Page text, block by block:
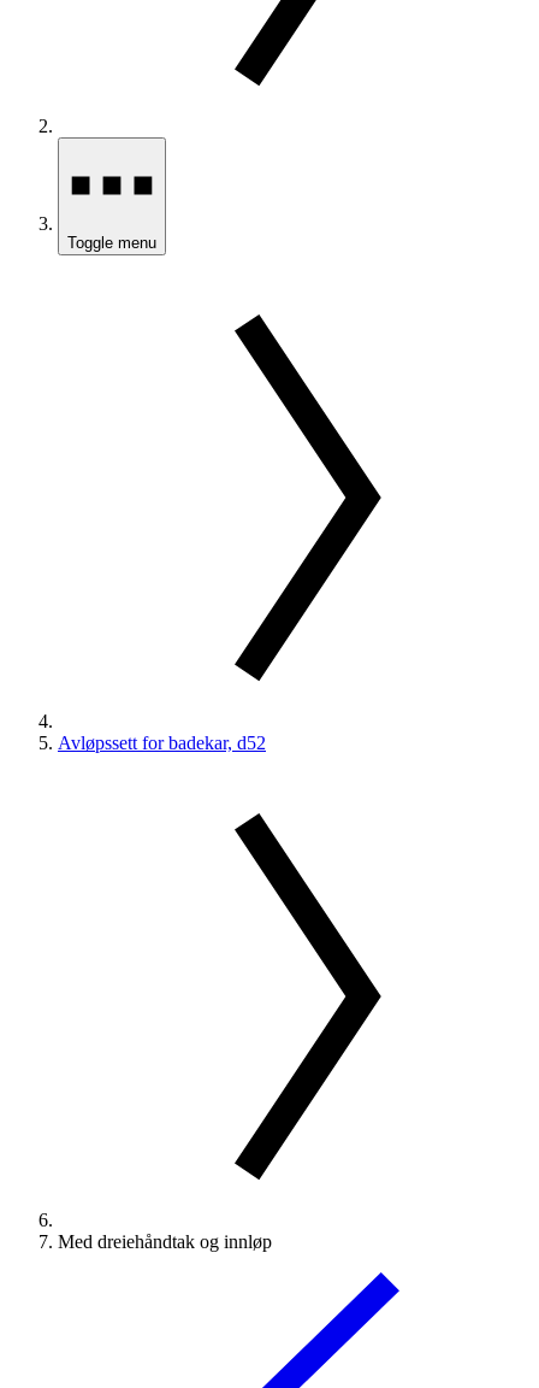
Toggle menu
Avløpssett for badekar, d52
Med dreiehåndtak og innløp